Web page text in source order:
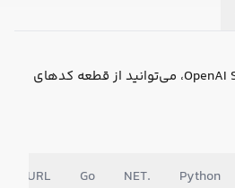
برای اتصال به مدل با OpenAI SDK، می‌توانید از قطعه کدهای
Python
NET.
Go
cURL